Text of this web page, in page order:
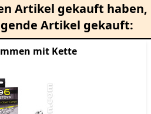
Artikel gekauft haben,
Artikel gekauft:
mit Kette